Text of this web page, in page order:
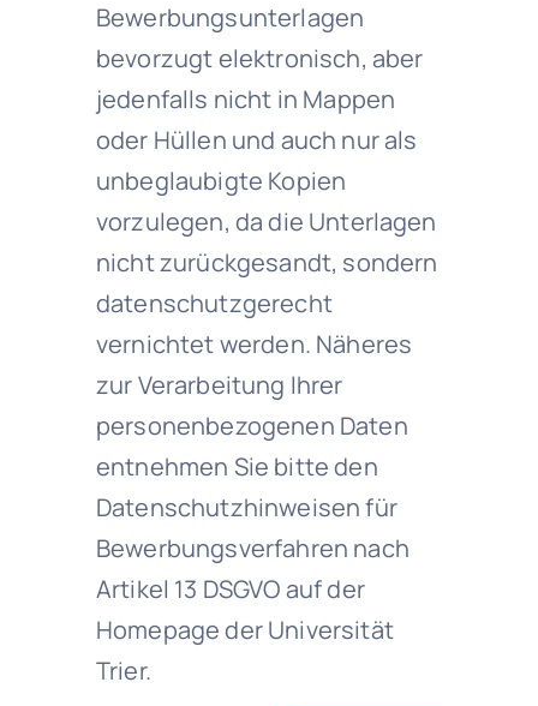
Bewerbungsunterlagen
bevorzugt elektronisch, aber
jedenfalls nicht in Mappen
oder Hüllen und auch nur als
unbeglaubigte Kopien
vorzulegen, da die Unterlagen
nicht zurückgesandt, sondern
datenschutzgerecht
vernichtet werden. Näheres
zur Verarbeitung Ihrer
personenbezogenen Daten
entnehmen Sie bitte den
Datenschutzhinweisen für
Bewerbungsverfahren nach
Artikel 13 DSGVO auf der
Homepage der Universität
Trier.